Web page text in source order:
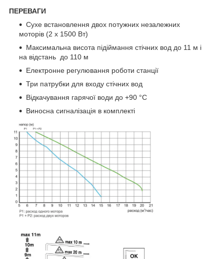
ПЕРЕВАГИ
Сухе встановлення двох потужних незалежних
моторів (2 x 1500 Вт)
Максимальна висота підіймання стічних вод до 11 м і
на відстань до 110 м
Електронне регулювання роботи станції
Три патрубки для входу стічних вод
Відкачування гарячої води до +90 °C
Виносна сигналізація в комплекті